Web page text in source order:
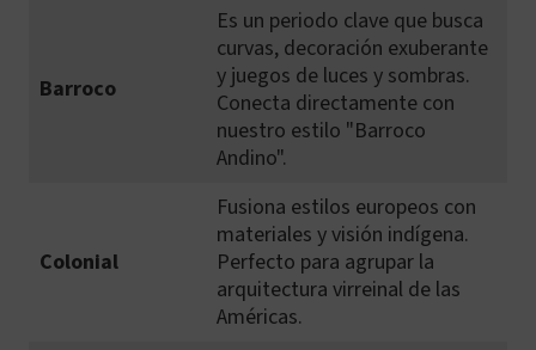
Barroco
Es un periodo clave que busca
curvas, decoración exuberante
y juegos de luces y sombras.
Conecta directamente con
nuestro estilo "Barroco
Andino".
Colonial
Fusiona estilos europeos con
materiales y visión indígena.
Perfecto para agrupar la
arquitectura virreinal de las
Américas.